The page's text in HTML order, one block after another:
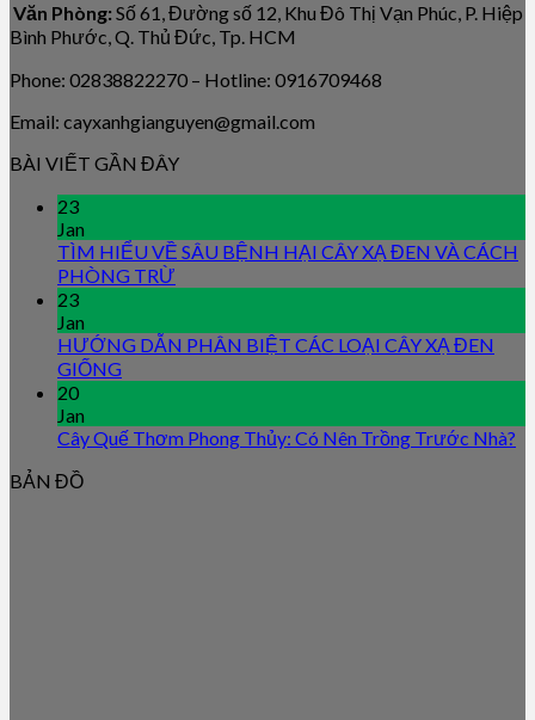
Văn Phòng: Số 61, Đường số 12, Khu Đô Thị Vạn Phúc, P. Hiệp
Bình Phước, Q. Thủ Đức, Tp. HCM
Phone: 02838822270 – Hotline: 0916709468
Email: cayxanhgianguyen@gmail.com
BÀI VIẾT GẦN ĐÂY
23
Jan
TÌM HIỂU VỀ SÂU BỆNH HẠI CÂY XẠ ĐEN VÀ CÁCH
PHÒNG TRỪ
23
Jan
HƯỚNG DẪN PHÂN BIỆT CÁC LOẠI CÂY XẠ ĐEN
GIỐNG
20
Jan
Cây Quế Thơm Phong Thủy: Có Nên Trồng Trước Nhà?
BẢN ĐỒ